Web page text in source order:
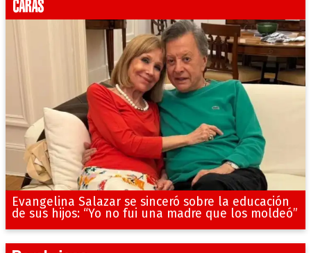
Evangelina Salazar se sinceró sobre la educación
de sus hijos: “Yo no fui una madre que los moldeó”